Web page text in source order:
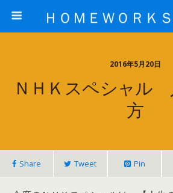
2016年5月20日
ＮＨＫスペシャル
方
Share Tweet Pin